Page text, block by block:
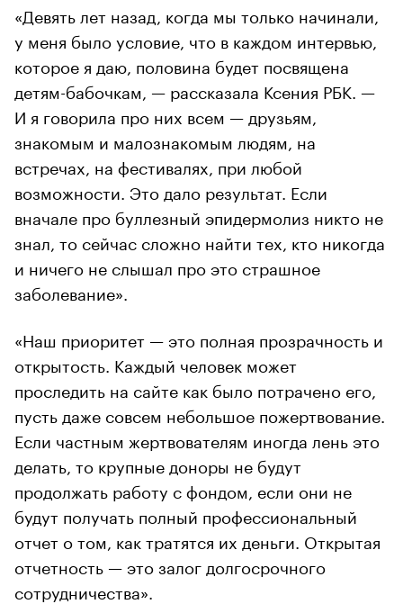
«Девять лет назад, когда мы только начинали,
у меня было условие, что в каждом интервью,
которое я даю, половина будет посвящена
детям-бабочкам, — рассказала Ксения РБК. —
И я говорила про них всем — друзьям,
знакомым и малознакомым людям, на
встречах, на фестивалях, при любой
возможности. Это дало результат. Если
вначале про буллезный эпидермолиз никто не
знал, то сейчас сложно найти тех, кто никогда
и ничего не слышал про это страшное
заболевание».
«Наш приоритет — это полная прозрачность и
открытость. Каждый человек может
проследить на сайте как было потрачено его,
пусть даже совсем небольшое пожертвование.
Если частным жертвователям иногда лень это
делать, то крупные доноры не будут
продолжать работу с фондом, если они не
будут получать полный профессиональный
отчет о том, как тратятся их деньги. Открытая
отчетность — это залог долгосрочного
сотрудничества».